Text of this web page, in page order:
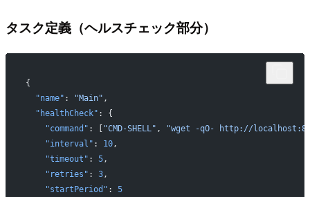
タスク定義（ヘルスチェック部分）
{
  "name"
: "Main" ,
  "healthCheck"
: {
    "command"
: [ "CMD-SHELL" ,
"wget -qO- http://
    "interval"
: 10,
    "timeout"
: 5,
    "retries"
: 3,
    "startPeriod"
: 5